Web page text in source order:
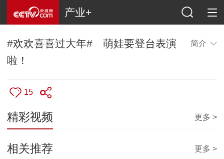
产业+
#欢欢喜喜过大年# 萌娃要登台表演
啦！
简介
15
精彩视频 更多 >
相关推荐 更多 >